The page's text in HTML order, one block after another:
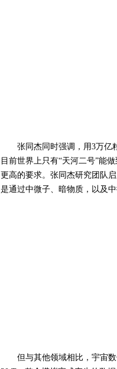
张同杰同时强调，用3万亿
目前世界上只有“天河二号”能
更高的要求。张同杰研究团队
是通过中微子、暗物质，以及
但与其他领域相比，宇宙